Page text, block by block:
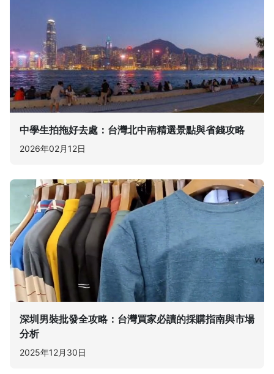
中學生拍拖好去處：台灣北中南精選景點與省錢攻略
2026年02月12日
深圳男裝批發全攻略：台灣買家必讀的採購指南與市場
分析
2025年12月30日